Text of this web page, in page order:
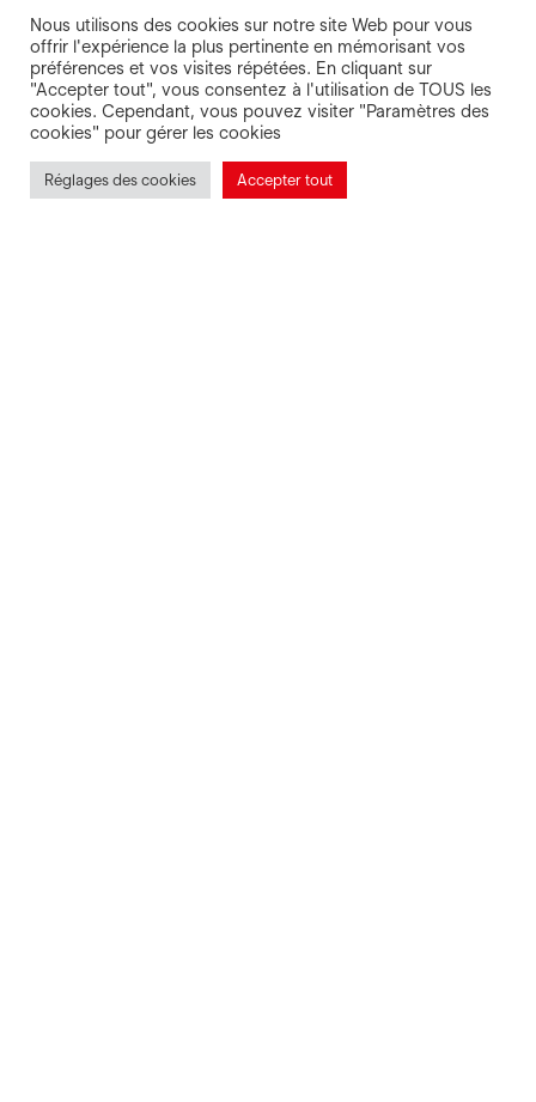
Nous utilisons des cookies sur notre site Web pour vous
offrir l'expérience la plus pertinente en mémorisant vos
préférences et vos visites répétées. En cliquant sur
"Accepter tout", vous consentez à l'utilisation de TOUS les
cookies. Cependant, vous pouvez visiter "Paramètres des
cookies" pour gérer les cookies
Réglages des cookies Accepter tout